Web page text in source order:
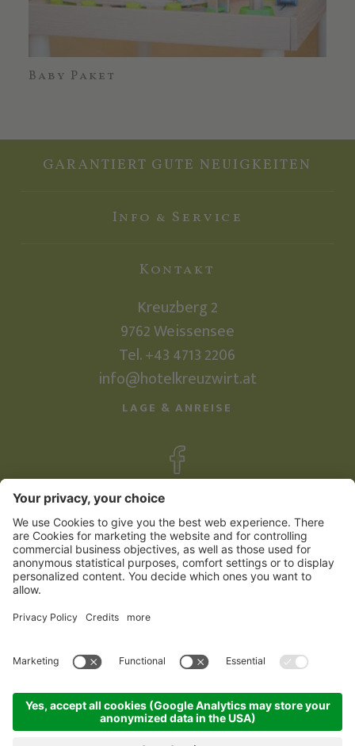
Baby Paket
GARANTIERT GUTE NEUIGKEITEN
Info & Service
Kontakt
Kreuzberg 2
9762Weissensee
Tel.+43 4713 2206
info@hotelkreuzwirt.at
LAGE & ANREISE
Impressum Sitemap
Datenschutzerklärung
produced by